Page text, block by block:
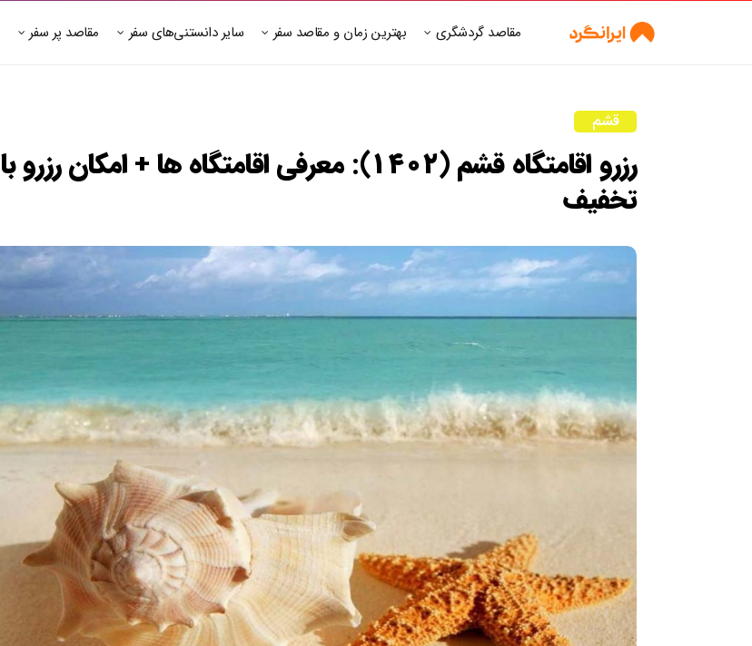
مقاصد گردشگری بهترین زمان و مقاصد سفر سایر دانستنی‌های سفر مقاصد پر سفر
قشم
رزرو اقامتگاه قشم (۱۴۰۲): معرفی اقامتگاه ها + امکان رزرو با
تخفیف